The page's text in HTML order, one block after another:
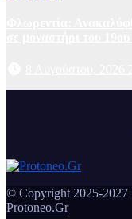
© Copyright 2025-2027
Protoneo.Gr